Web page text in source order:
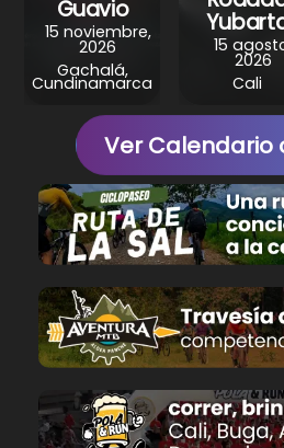
Guavio
15 noviembre,
2026
Gachalá,
Cundinamarca
15
2026
Cali
Ver Calendario